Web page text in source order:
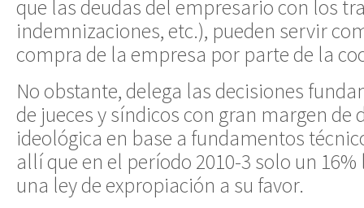
que las deudas del empresario con los
indemnizaciones, etc.), pueden servir
compra de la empresa por parte de la
No obstante, delega las decisiones
de jueces y síndicos con gran margen de
ideológica en base a fundamentos
allí que en el período 2010-3 solo un
una ley de expropiación a su favor.